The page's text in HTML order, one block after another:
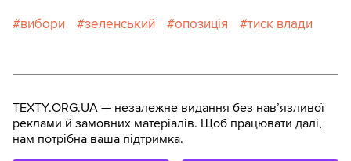
вибори зеленський опозиція тиск влади
TEXTY.ORG.UA — незалежне видання без навʼязливої
реклами й замовних матеріалів. Щоб працювати далі,
нам потрібна ваша підтримка.